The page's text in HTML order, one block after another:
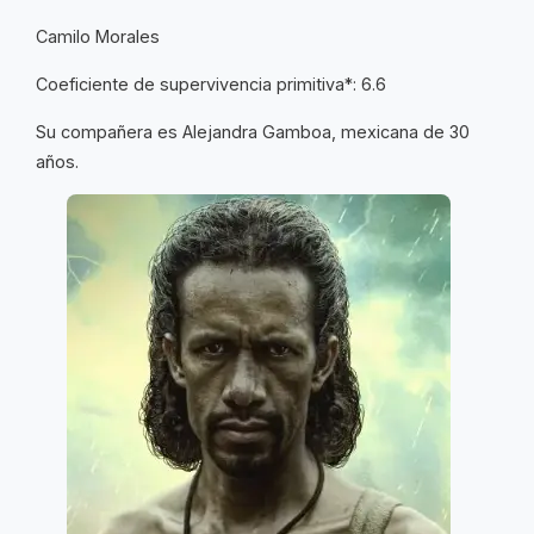
Camilo Morales
Coeficiente de supervivencia primitiva*: 6.6
Su compañera es Alejandra Gamboa, mexicana de 30
años.